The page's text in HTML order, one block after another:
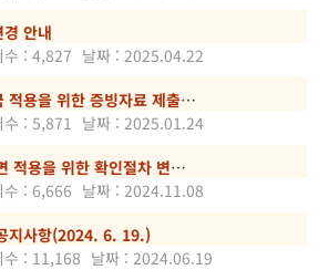
안내
수 : 4,827 날짜 : 2025.04.22
구민요금 및 감면요금 적용을 위한 증빙자료 제출 시 주의사항(필독)
수 : 5,871 날짜 : 2025.01.24
구민요금 및 요금 감면 적용을 위한 확인절차 변경 안내
수 : 6,666 날짜 : 2024.11.08
지사항(2024. 6. 19.)
수 : 11,168 날짜 : 2024.06.19